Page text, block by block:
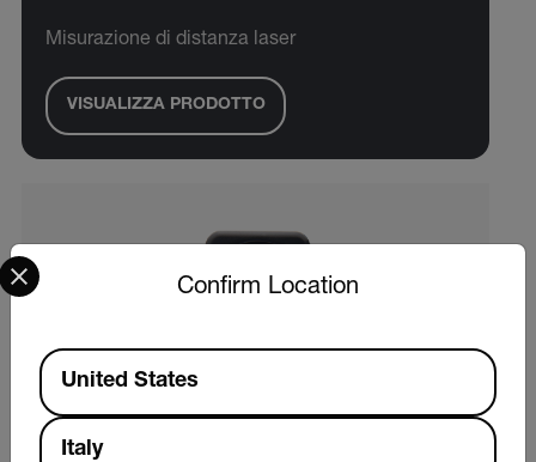
Misurazione di distanza laser
VISUALIZZA PRODOTTO
Confirm Location
Select your preferred country and language from the
Available Locations
United States
Italy